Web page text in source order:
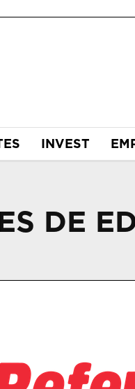
INVEST
DE